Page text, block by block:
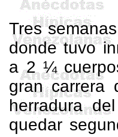
Tres
donde tuvo
a 2 ¼
gran carrera
herradura
quedar